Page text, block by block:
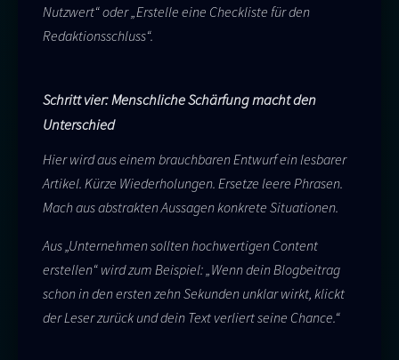
Nutzwert“ oder „Erstelle eine Checkliste für den
Redaktionsschluss“.
Schritt vier: Menschliche Schärfung macht den
Unterschied
Hier wird aus einem brauchbaren Entwurf ein lesbarer
Artikel. Kürze Wiederholungen. Ersetze leere Phrasen.
Mach aus abstrakten Aussagen konkrete Situationen.
Aus „Unternehmen sollten hochwertigen Content
erstellen“ wird zum Beispiel: „Wenn dein Blogbeitrag
schon in den ersten zehn Sekunden unklar wirkt, klickt
der Leser zurück und dein Text verliert seine Chance.“